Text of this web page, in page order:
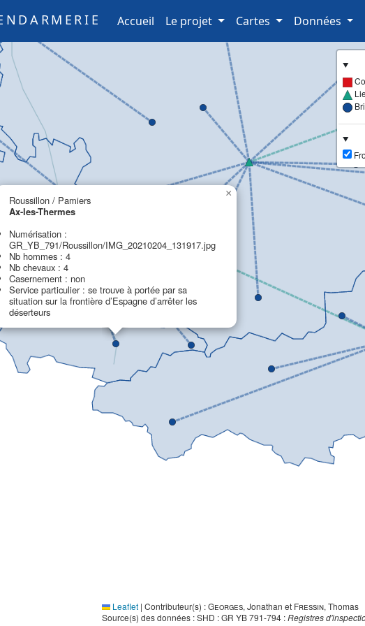
Accueil (current)
Le projet Cartes Données
Roussillon / Pamiers
Ax-les-Thermes
Numérisation :
GR_YB_791/Roussillon/IMG_20210204_131917.jpg
Nb hommes : 4
Nb chevaux : 4
Casernement : non
Service particulier : se trouve à portée par sa
situation sur la frontière d’Espagne d’arrêter les
déserteurs
×
Leaflet | Contributeur(s) :Georges, Jonathan et Fressin, Thomas
Source(s) des données : SHD : GR YB 791-794 :Registres